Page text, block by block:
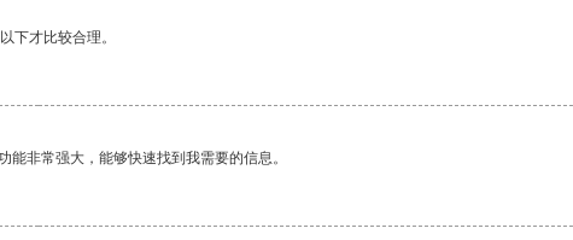
下才比较合理。
非常强大，能够快速找到我需要的信息。